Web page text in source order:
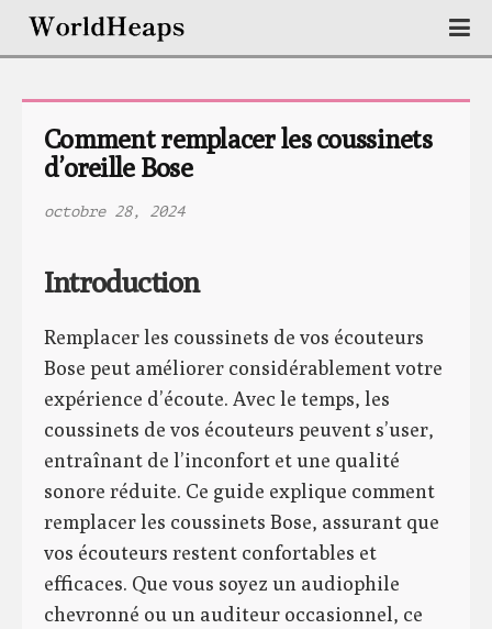
Comment remplacer les coussinets
d’oreille Bose
octobre 28, 2024
Introduction
Remplacer les coussinets de vos écouteurs
Bose peut améliorer considérablement votre
expérience d’écoute. Avec le temps, les
coussinets de vos écouteurs peuvent s’user,
entraînant de l’inconfort et une qualité
sonore réduite. Ce guide explique comment
remplacer les coussinets Bose, assurant que
vos écouteurs restent confortables et
efficaces. Que vous soyez un audiophile
chevronné ou un auditeur occasionnel, ce